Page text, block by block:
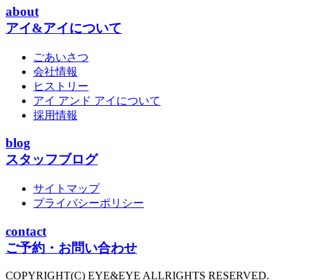
about
アイ&アイについて
ごあいさつ
会社情報
ヒストリー
アイ アンド アイについて
採用情報
blog
スタッフブログ
サイトマップ
プライバシーポリシー
contact
ご予約・お問い合わせ
COPYRIGHT(C) EYE&EYE ALLRIGHTS RESERVED.